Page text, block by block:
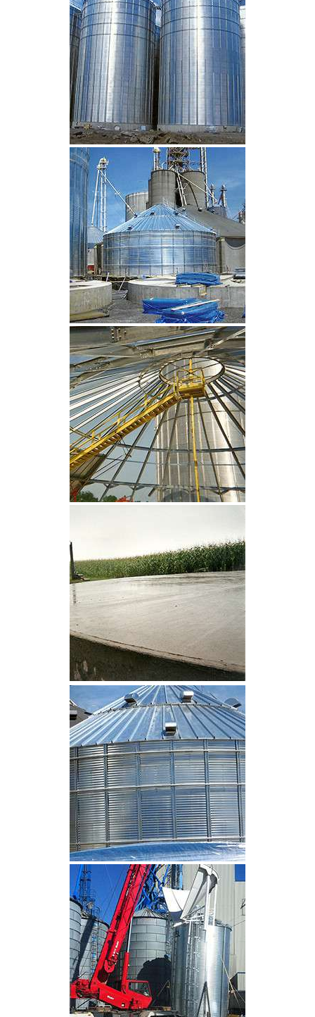
CLIQUEZ POUR AGRANDIR
CLIQUEZ POUR AGRANDIR
CLIQUEZ POUR AGRANDIR
CLIQUEZ POUR AGRANDIR
CLIQUEZ POUR AGRANDIR